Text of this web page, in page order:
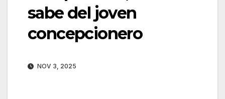
sabe del joven
concepcionero
NOV 3, 2025